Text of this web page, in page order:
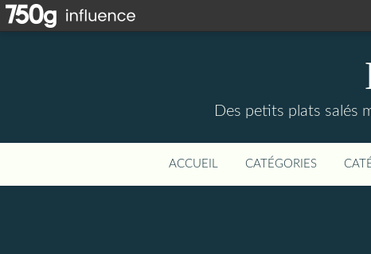
Des petits plats salés
ACCUEIL CATÉGORIES